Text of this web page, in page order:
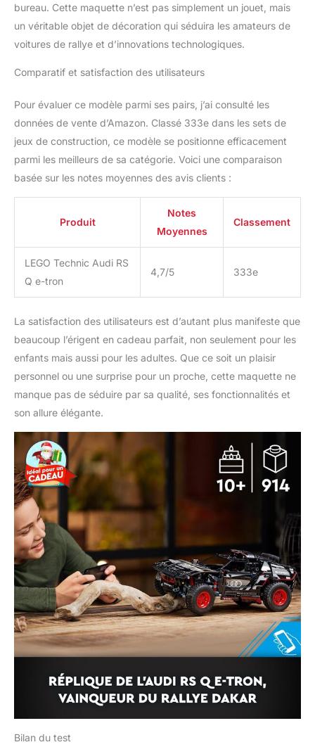
bureau. Cette maquette n’est pas simplement un jouet, mais
un véritable objet de décoration qui séduira les amateurs de
voitures de rallye et d’innovations technologiques.
Comparatif et satisfaction des utilisateurs
Pour évaluer ce modèle parmi ses pairs, j’ai consulté les
données de vente d’Amazon. Classé 333e dans les sets de
jeux de construction, ce modèle se positionne efficacement
parmi les meilleurs de sa catégorie. Voici une comparaison
basée sur les notes moyennes des avis clients :
Produit
Notes
Moyennes
Classement
LEGO Technic Audi RS
Q e-tron
4,7/5 333e
La satisfaction des utilisateurs est d’autant plus manifeste que
beaucoup l’érigent en cadeau parfait, non seulement pour les
enfants mais aussi pour les adultes. Que ce soit un plaisir
personnel ou une surprise pour un proche, cette maquette ne
manque pas de séduire par sa qualité, ses fonctionnalités et
son allure élégante.
Bilan du test